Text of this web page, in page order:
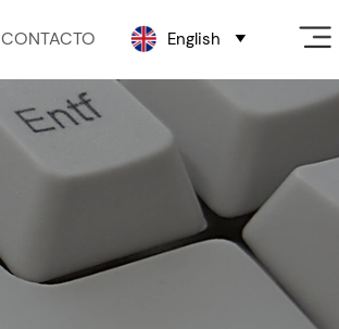
CONTACTO English 